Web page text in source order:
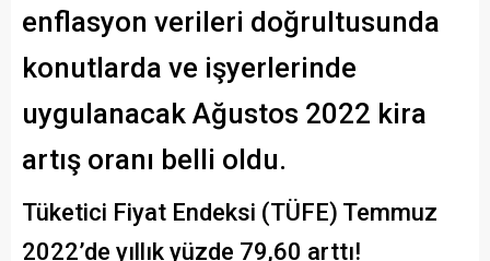
enflasyon verileri doğrultusunda
konutlarda ve işyerlerinde
uygulanacak Ağustos 2022 kira
artış oranı belli oldu.
Tüketici Fiyat Endeksi (TÜFE) Temmuz
2022’de yıllık yüzde 79,60 arttı!